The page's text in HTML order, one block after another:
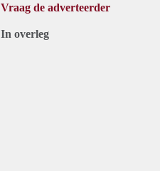
Vraag de adverteerder
In overleg